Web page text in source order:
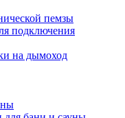
пемзы
подключения
на дымоход